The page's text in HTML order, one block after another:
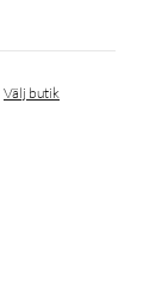
Välj butik